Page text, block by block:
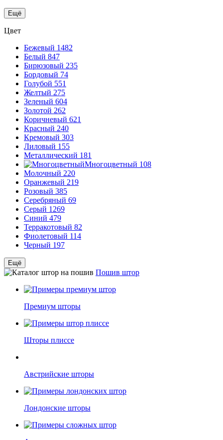
Ещё
Цвет
Бежевый 1482
Белый 847
Бирюзовый 235
Бордовый 74
Голубой 551
Желтый 275
Зеленый 604
Золотой 262
Коричневый 621
Красный 240
Кремовый 303
Лиловый 155
Металлический 181
Многоцветный 108
Молочный 220
Оранжевый 219
Розовый 385
Серебряный 69
Серый 1269
Синий 479
Терракотовый 82
Фиолетовый 114
Черный 197
Ещё
Пошив штор
Премиум шторы
Шторы плиссе
Австрийские шторы
Лондонские шторы